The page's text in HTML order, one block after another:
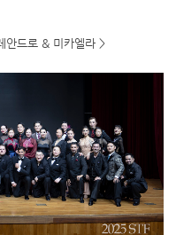
안드로 & 미카엘라 >